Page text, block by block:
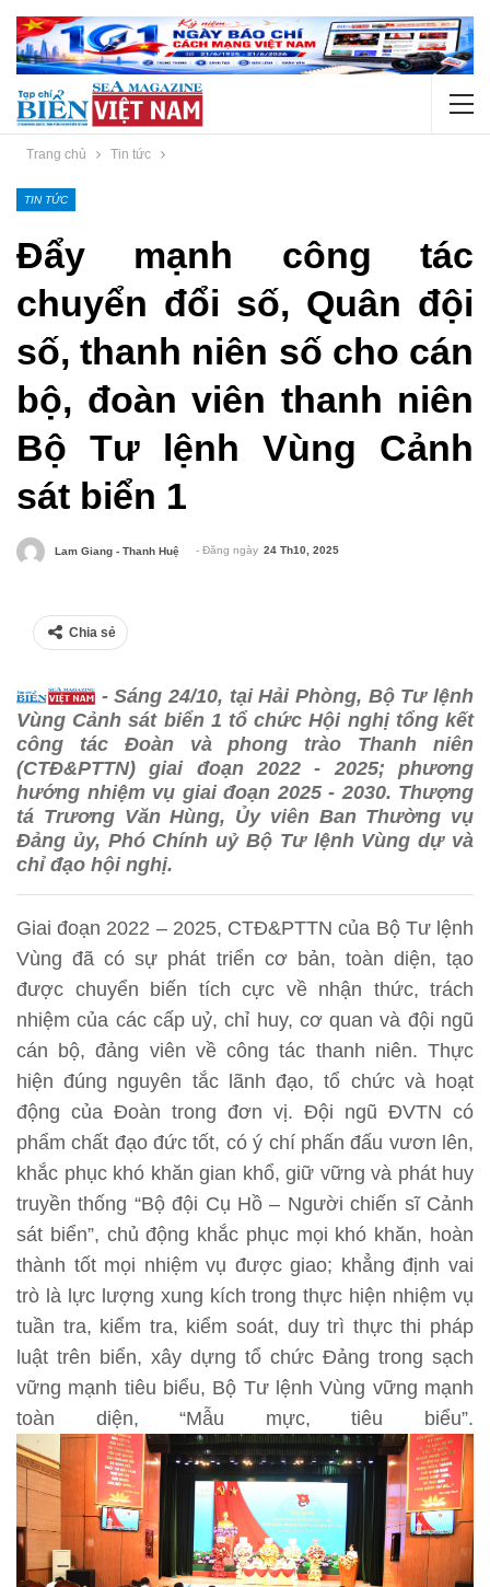
Trang chủ Tin tức
TIN TỨC
Đẩy mạnh công tác
chuyển đổi số, Quân đội
số, thanh niên số cho cán
bộ, đoàn viên thanh niên
Bộ Tư lệnh Vùng Cảnh
sát biển 1
Lam Giang - Thanh Huệ - Đăng ngày 24 Th10, 2025
Chia sẻ
- Sáng 24/10, tại Hải Phòng, Bộ Tư lệnh
Vùng Cảnh sát biển 1 tổ chức Hội nghị tổng kết
công tác Đoàn và phong trào Thanh niên
(CTĐ&PTTN) giai đoạn 2022 - 2025; phương
hướng nhiệm vụ giai đoạn 2025 - 2030. Thượng
tá Trương Văn Hùng, Ủy viên Ban Thường vụ
Đảng ủy, Phó Chính uỷ Bộ Tư lệnh Vùng dự và
chỉ đạo hội nghị.
Giai đoạn 2022 – 2025, CTĐ&PTTN của Bộ Tư lệnh
Vùng đã có sự phát triển cơ bản, toàn diện, tạo
được chuyển biến tích cực về nhận thức, trách
nhiệm của các cấp uỷ, chỉ huy, cơ quan và đội ngũ
cán bộ, đảng viên về công tác thanh niên. Thực
hiện đúng nguyên tắc lãnh đạo, tổ chức và hoạt
động của Đoàn trong đơn vị. Đội ngũ ĐVTN có
phẩm chất đạo đức tốt, có ý chí phấn đấu vươn lên,
khắc phục khó khăn gian khổ, giữ vững và phát huy
truyền thống “Bộ đội Cụ Hồ – Người chiến sĩ Cảnh
sát biển”, chủ động khắc phục mọi khó khăn, hoàn
thành tốt mọi nhiệm vụ được giao; khẳng định vai
trò là lực lượng xung kích trong thực hiện nhiệm vụ
tuần tra, kiểm tra, kiểm soát, duy trì thực thi pháp
luật trên biển, xây dựng tổ chức Đảng trong sạch
vững mạnh tiêu biểu, Bộ Tư lệnh Vùng vững mạnh
toàn diện, “Mẫu mực, tiêu biểu”.